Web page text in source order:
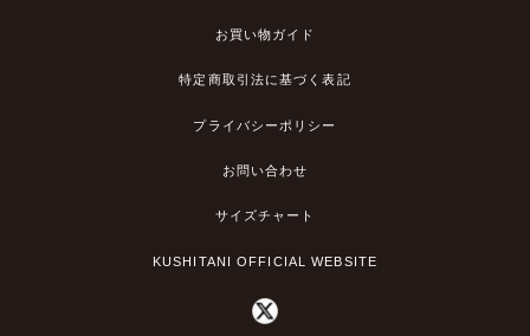
お買い物ガイド
特定商取引法に基づく表記
プライバシーポリシー
お問い合わせ
サイズチャート
KUSHITANI OFFICIAL WEBSITE